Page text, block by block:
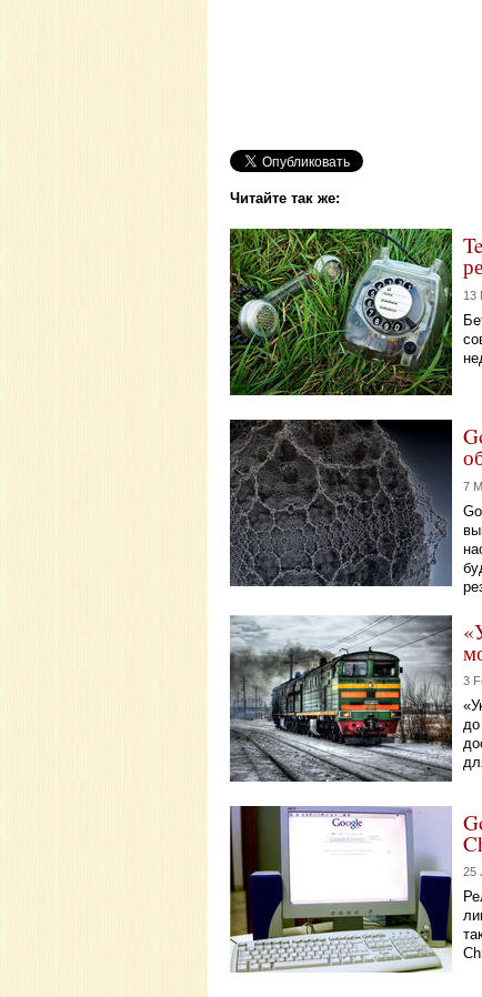
Читайте так же:
13
7
3
25